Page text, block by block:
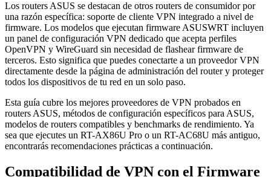
Los routers ASUS se destacan de otros routers de consumidor por
una razón específica: soporte de cliente VPN integrado a nivel de
firmware. Los modelos que ejecutan firmware ASUSWRT incluyen
un panel de configuración VPN dedicado que acepta perfiles
OpenVPN y WireGuard sin necesidad de flashear firmware de
terceros. Esto significa que puedes conectarte a un proveedor VPN
directamente desde la página de administración del router y proteger
todos los dispositivos de tu red en un solo paso.
Esta guía cubre los mejores proveedores de VPN probados en
routers ASUS, métodos de configuración específicos para ASUS,
modelos de routers compatibles y benchmarks de rendimiento. Ya
sea que ejecutes un RT-AX86U Pro o un RT-AC68U más antiguo,
encontrarás recomendaciones prácticas a continuación.
Compatibilidad de VPN con el Firmware